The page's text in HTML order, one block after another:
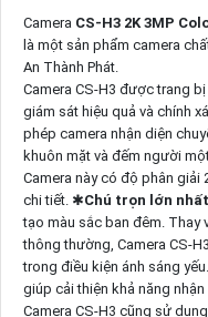
Camera CS-H3 2K 3MP
là một sản phẩm camera
An Thành Phát.
Camera CS-H3 được trang
giám sát hiệu quả và chính
phép camera nhận diện
khuôn mặt và đếm người
Camera này có độ phân giải
chi tiết. ✱Chú trọn lớn
tạo màu sắc ban đêm. Thay
thông thường, Camera CS-
trong điều kiện ánh sáng
giúp cải thiện khả năng
Camera CS-H3 cũng sử